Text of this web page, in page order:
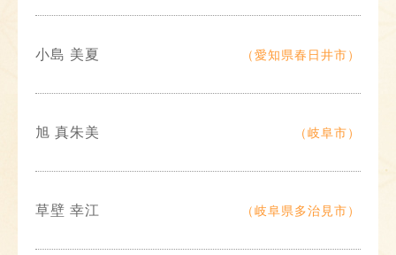
小島 美夏 （愛知県春日井市）
旭 真朱美 （岐阜市）
草壁 幸江 （岐阜県多治見市）